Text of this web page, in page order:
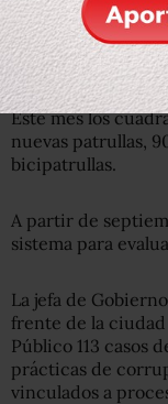
Lee también: Ante
operará en toda
Este mes los
nuevas patrullas,
bicipatrullas.
A partir de
sistema para
La jefa de
frente de la
Público 113 casos
prácticas de
vinculados a